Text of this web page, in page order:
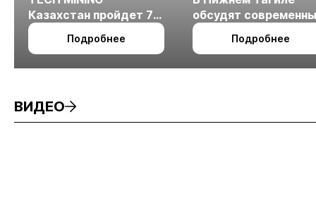
Казахстан пройдет 7
октября в Алматы
Подробнее
обсудят
технологии
измельчения
Подробнее
ВИДЕО